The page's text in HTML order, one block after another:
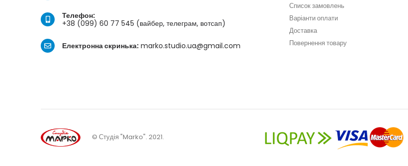
Телефон:
+38 (099) 60 77 545 (вайбер, телеграм, вотсап)
Електронна скринька: marko.studio.ua@gmail.com
Список замовлень
Варіанти оплати
Доставка
Повернення товару
© Студія "Marko". 2021.